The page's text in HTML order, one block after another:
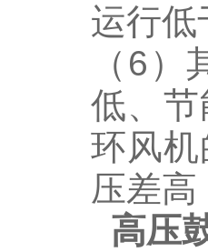
运行低
（6
低、
环风
压差
高压